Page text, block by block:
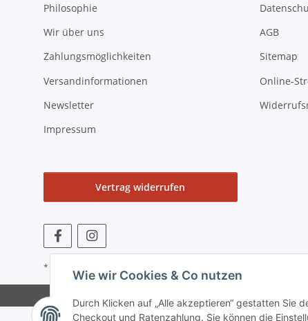
Wie wir Cookies & Co nutzen
Durch Klicken auf „Alle akzeptieren“ gestatten Sie
Checkout und Ratenzahlung. Sie können die
Philosophie
Wir über uns
Zahlungsmöglichkeiten
Versandinformationen
Newsletter
Impressum
AGB
Sitemap
Online-
Vertrag widerrufen
* Alle Preise zzgl. gesetzlicher USt., zzgl.